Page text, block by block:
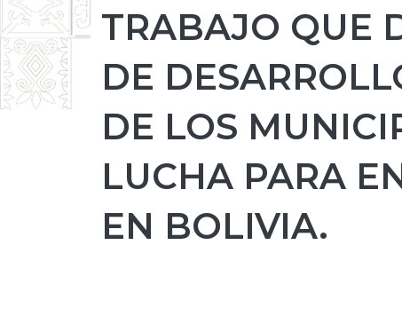
TRABAJO QUE
DE
DE LOS
LUCHA PARA
EN BOLIVIA.